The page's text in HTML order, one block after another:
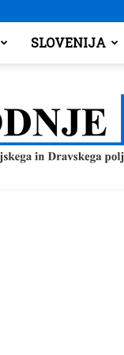
SLOVENIJA